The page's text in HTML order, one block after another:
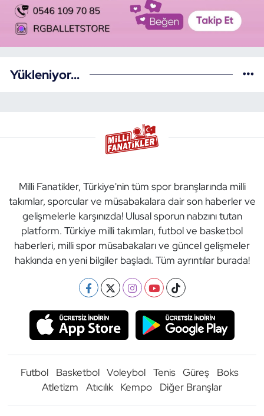
Yükleniyor...
Milli Fanatikler, Türkiye'nin tüm spor branşlarında milli
takımlar, sporcular ve müsabakalara dair son haberler ve
gelişmelerle karşınızda! Ulusal sporun nabzını tutan
platform. Türkiye milli takımları, futbol ve basketbol
haberleri, milli spor müsabakaları ve güncel gelişmeler
hakkında en yeni bilgiler başladı. Tüm ayrıntılar burada!
Futbol Basketbol Voleybol Tenis Güreş
Boks
Atletizm
Atıcılık Kempo Diğer Branşlar